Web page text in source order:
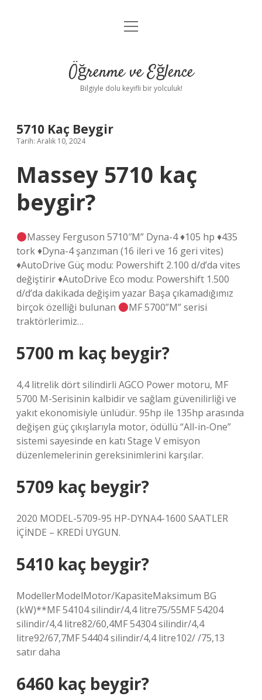
Anasayfa
Yasal Uyarı
menüyü
Öğrenme ve Eğlence
Bilgiyle dolu keyifli bir yolculuk!
5710 Kaç Beygir
Tarih: Aralık 10, 2024
Massey 5710 kaç
beygir?
Massey Ferguson 5710″M” Dyna-4 ♦105 hp ♦435
tork ♦Dyna-4 şanzıman (16 ileri ve 16 geri vites)
♦AutoDrive Güç modu: Powershift 2.100 d/d’da vites
değiştirir ♦AutoDrive Eco modu: Powershift 1.500
d/d’da dakikada değişim yazar Başa çıkamadığımız
birçok özelliği bulunan
MF 5700”M” serisi
traktörlerimiz…
5700 m kaç beygir?
4,4 litrelik dört silindirli AGCO Power motoru, MF
5700 M-Serisinin kalbidir ve sağlam güvenilirliği ve
yakıt ekonomisiyle ünlüdür. 95hp ile 135hp arasında
değişen güç çıkışlarıyla motor, ödüllü “All-in-One”
sistemi sayesinde en katı Stage V emisyon
düzenlemelerinin gereksinimlerini karşılar.
5709 kaç beygir?
2020 MODEL-5709-95 HP-DYNA4-1600 SAATLER
İÇİNDE – KREDİ UYGUN.
5410 kaç beygir?
ModellerModelMotor/KapasiteMaksimum BG
(kW)**MF 54104 silindir/4,4 litre75/55MF 54204
silindir/4,4 litre82/60,4MF 54304 silindir/4,4
litre92/67,7MF 54404 silindir/4,4 litre102/ /75,13
satır daha
6460 kaç beygir?